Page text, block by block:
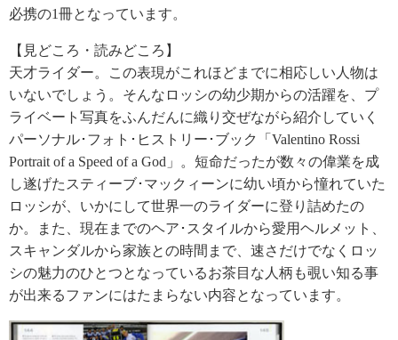
必携の1冊となっています。
【見どころ・読みどころ】
天才ライダー。この表現がこれほどまでに相応しい人物は
いないでしょう。そんなロッシの幼少期からの活躍を、プ
ライベート写真をふんだんに織り交ぜながら紹介していく
パーソナル･フォト･ヒストリー･ブック「Valentino Rossi
Portrait of a Speed of a God」。短命だったが数々の偉業を成
し遂げたスティーブ･マックィーンに幼い頃から憧れていた
ロッシが、いかにして世界一のライダーに登り詰めたの
か。また、現在までのヘア･スタイルから愛用ヘルメット、
スキャンダルから家族との時間まで、速さだけでなくロッ
シの魅力のひとつとなっているお茶目な人柄も覗い知る事
が出来るファンにはたまらない内容となっています。